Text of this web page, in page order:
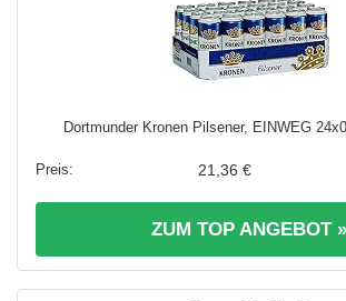
Dortmunder Kronen Pilsener, EINWEG
21,36 €
ZUM TOP ANGEBOT »